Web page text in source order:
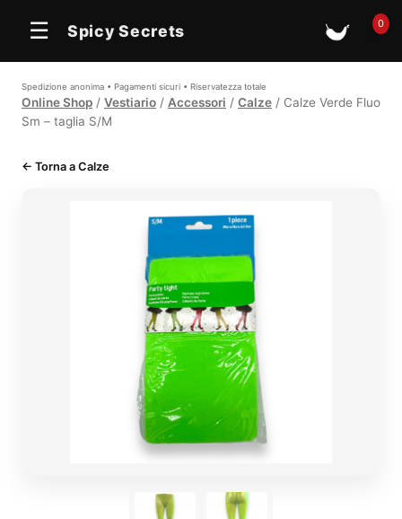
☰ Spicy Secrets 🛒0
Spedizione anonima • Pagamenti sicuri • Riservatezza totale
Online Shop / Vestiario / Accessori / Calze / Calze Verde Fluo
Sm – taglia S/M
← Torna a Calze
In